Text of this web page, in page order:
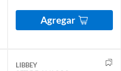
Agregar
LIBBEY